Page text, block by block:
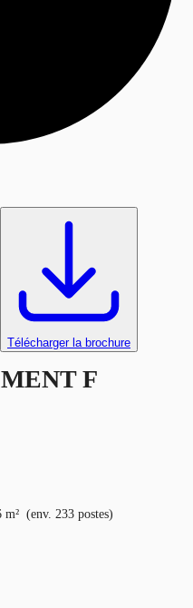
Télécharger la brochure
F
m² (env. 233 postes)